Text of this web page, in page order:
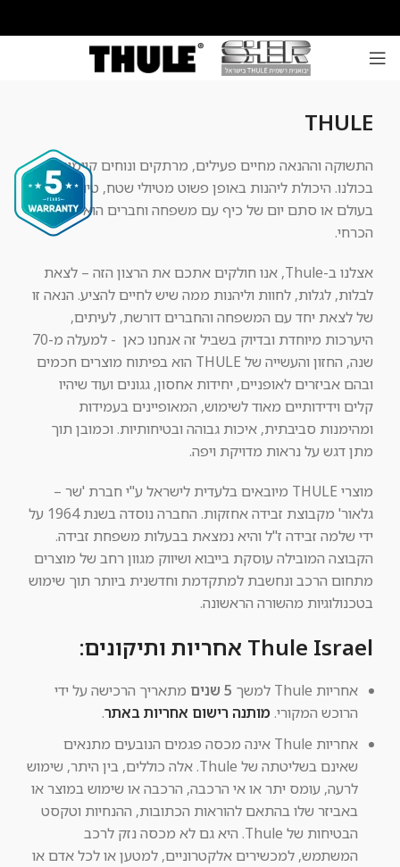
THULE
התשוקה וההנאה מחיים פעילים, מרתקים ונוחים קיימות
בכולנו. היכולת ליהנות באופן פשוט מטיולי שטח, טיולים
בעולם או סתם יום של כיף עם משפחה וחברים הוא צורך
הכרחי.
אצלנו ב-Thule , אנו חולקים אתכם את הרצון הזה – לצאת
לבלות, לגלות, לחוות וליהנות ממה שיש לחיים להציע. הנאה זו
של לצאת יחד עם המשפחה והחברים דורשת, לעיתים,
היערכות מיוחדת ובדיוק בשביל זה אנחנו כאן -למעלה מ -70
שנה, החזון והעשייה של הוא בפיתוח מוצרים חכמים
ובהם אביזרים לאופניים, יחידות אחסון, גגונים ועוד שיהיו
קלים וידידותיים מאוד לשימוש, המאופיינים בעמידות
ומהימנות סביבתית, איכות גבוהה ובטיחותיות. וכמובן תוך
מתן דגש על נראות מדויקת ויפה.
מוצרי THULE מיובאים בלעדית לישראל ע"י חברת 'שר –
גלאור' מקבוצת זבידה אחזקות. החברה נוסדה בשנת
1964 על
ידי שלמה זבידה ז"ל והיא נמצאת בבעלות משפחת זבידה.
הקבוצה המובילה עוסקת בייבוא ושיווק מגוון רחב של מוצרים
מתחום הרכב ונחשבת למתקדמת וחדשנית ביותר תוך שימוש
בטכנולוגיות מהשורה הראשונה.
Thule Israel אחריות ותיקונים:
אחריות Thule למשך 5 שנים
מתאריך הרכישה על ידי
הרוכש המקורי. מותנה רישום אחריות באתר.
אחריות Thule אינה מכסה פגמים הנובעים מתנאים
שאינם בשליטתה של Thule. אלה כוללים, בין היתר, שימוש
לרעה, עומס יתר או אי הרכבה, הרכבה או שימוש במוצר או
באביזר שלו בהתאם להוראות הכתובות, ההנחיות וטקסט
הבטיחות של Thule. היא גם לא מכסה נזק לרכב
המשתמש, למכשירים אלקטרוניים, למטען או לכל אדם או